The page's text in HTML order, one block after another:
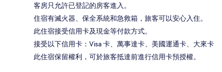
客房只允許已登記的房客進入。
住宿有滅火器、保全系統和急救箱，旅客可以安心入住。
此住宿接受信用卡及現金等付款方式。
接受以下信用卡：Visa 卡、萬事達卡、美國運通卡、大來卡
此住宿保留權利，可於旅客抵達前進行信用卡預授權。